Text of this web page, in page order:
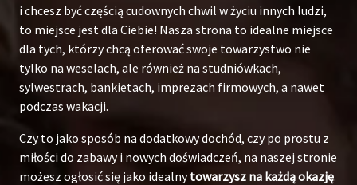
i chcesz być częścią cudownych chwil w życiu innych ludzi,
to miejsce jest dla Ciebie! Nasza strona to idealne miejsce
dla tych, którzy chcą oferować swoje towarzystwo nie
tylko na weselach, ale również na studniówkach,
sylwestrach, bankietach, imprezach firmowych, a nawet
podczas wakacji.
Czy to jako sposób na dodatkowy dochód, czy po prostu z
miłości do zabawy i nowych doświadczeń, na naszej stronie
możesz ogłosić się jako idealnytowarzysz na każdą okazję.